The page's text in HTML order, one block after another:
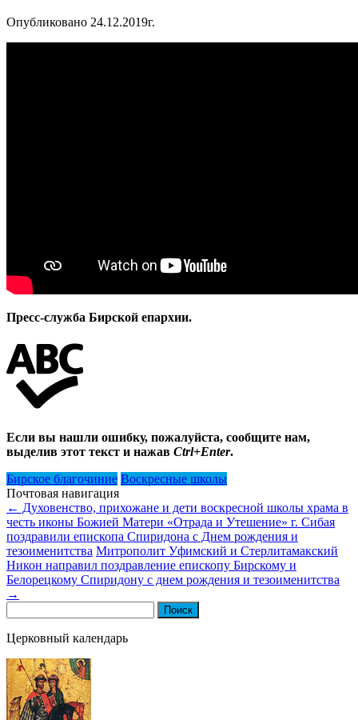
Опубликовано 24.12.2019г.
Пресс-служба Бирской епархии.
Если вы нашли ошибку, пожалуйста, сообщите нам,
выделив этот текст и нажав Ctrl+Enter.
Бирское благочиние Воскресные школы
Почтовая навигация
← Духовенство, прихожане и дети воскресной школы храма в
честь иконы Божией Матери «Отрада и Утешение» г. Сибая
поздравили епископа Спиридона с Днем рождения и
тезоименитства Митрополит Уфимский и Стерлитамакский
Никон направил поздравление епископу Бирскому и
Белорецкому Спиридону с днем рождения и тезоименитства
→
Церковный календарь